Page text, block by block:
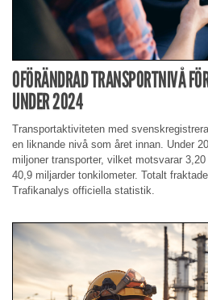
OFÖRÄNDRAD TRANSPORTNIVÅ
UNDER 2024
Transportaktiviteten med
en liknande nivå som året innan. Under
miljoner transporter, vilket motsvarar
40,9 miljarder tonkilometer. Totalt
Trafikanalys officiella statistik.